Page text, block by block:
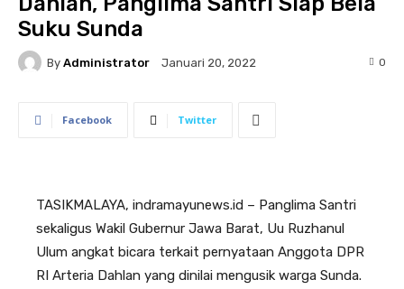
Suku Sunda
By Administrator Januari 20, 2022 0
Facebook Twitter
TASIKMALAYA, indramayunews.id – Panglima Santri
sekaligus Wakil Gubernur Jawa Barat, Uu Ruzhanul
Ulum angkat bicara terkait pernyataan Anggota DPR
RI Arteria Dahlan yang dinilai mengusik warga Sunda.